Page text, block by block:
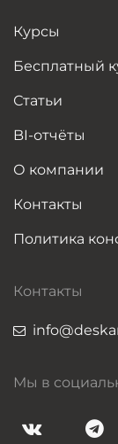
Курсы
Бесплатный
Статьи
BI-отчёты
О компании
Контакты
Политика
Контакты
Мы в